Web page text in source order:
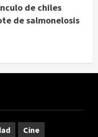
de chiles
de salmonelosis
Cine